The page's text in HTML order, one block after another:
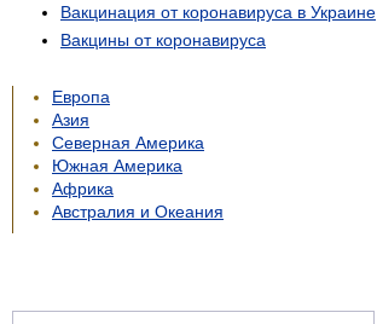
Вакцинация от коронавируса в Украине
Вакцины от коронавируса
Европа
Азия
Северная Америка
Южная Америка
Африка
Австралия и Океания